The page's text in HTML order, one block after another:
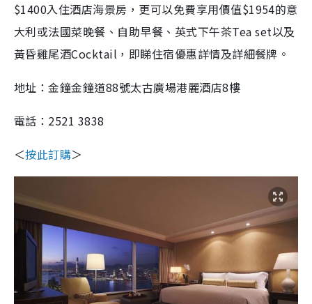
$1400入住酒店海景房，更可以免費享用價值$1954的意
大利或法國菜晚餐、自助早餐、英式下午茶Tea set以及
黃昏雞尾酒Cocktail ，即睇住宿優惠詳情及詳細餐牌。
地址：金鐘金鐘道88號太古廣場港麗酒店8樓
電話： 2521 3838
＜按此訂購＞